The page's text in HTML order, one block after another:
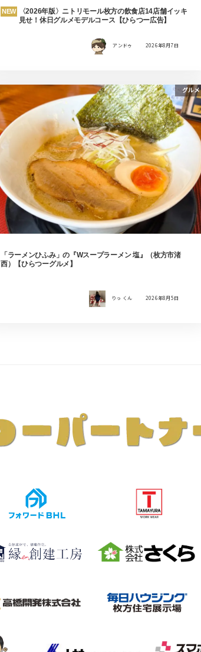
NEW
〈2026年版〉ニトリモール枚方の飲食店14店舗イッキ
見せ！休日グルメモデルコース【ひらつー広告】
アンドゥ 2026年8月7日
グルメ
「ラーメンひふみ」の『Wスープラーメン 塩』（枚方市渚
西）【ひらつーグルメ】
りっ くん 2026年8月5日